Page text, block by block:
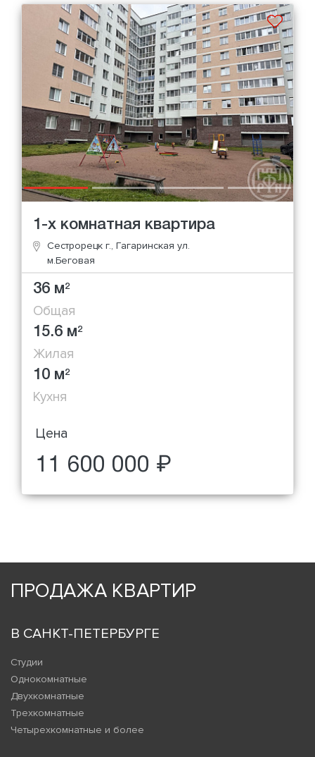
1-х комнатная квартира
Сестрорецк г., Гагаринская ул.
м.Беговая
36 м2
Общая
15.6 м2
Жилая
10 м2
Кухня
Цена
11 600 000 ₽
ПРОДАЖА КВАРТИР
В САНКТ-ПЕТЕРБУРГЕ
Студии
Однокомнатные
Двухкомнатные
Трехкомнатные
Четырехкомнатные и более